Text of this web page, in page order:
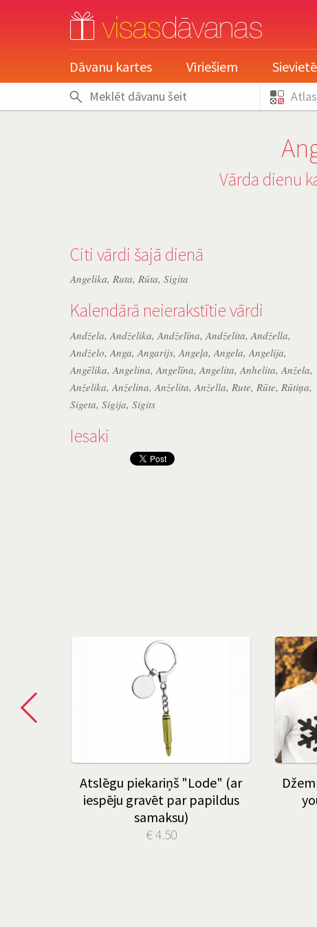
pieslēgties
Dāvanu kartes Vīriešiem
Vārda dienu
Citi vārdi šajā dienā
Angelika, Ruta, Rūta, Sigita
Kalendārā neierakstītie vārdi
Andžela, Andželika, Andželīna, Andželita, Andžella,
Andželo, Anga, Angarijs, Angeļa, Angela, Angelija,
Angēlika, Angelina, Angelīna, Angelita, Anhelita, Anžela,
Anželika, Anželina, Anželita, Anžella, Rute, Rūte, Rūtiņa,
Sigeta, Sigija, Sigits
Iesaki
Atslēgu piekariņš "Lode" (ar
iespēju gravēt par papildus
samaksu)
€ 4.50